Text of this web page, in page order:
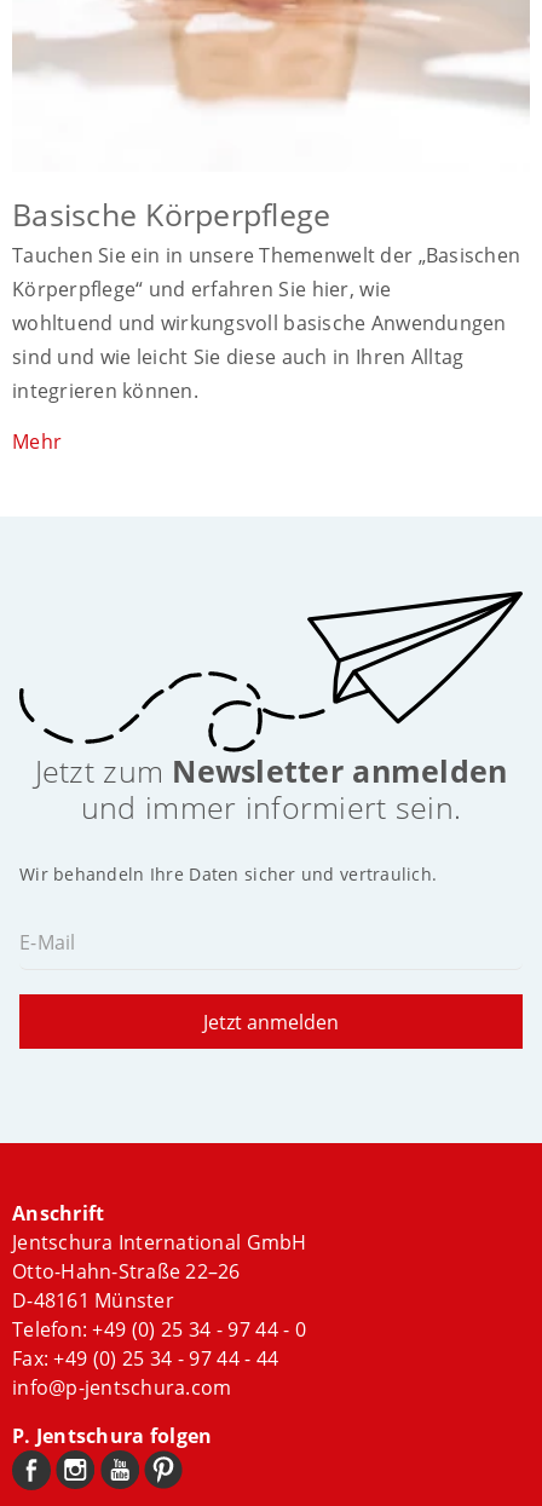
Basische Körperpflege
Tauchen Sie ein in unsere Themenwelt der „Basischen
Körperpflege“ und erfahren Sie hier, wie
wohltuend und wirkungsvoll basische Anwendungen
sind und wie leicht Sie diese auch in Ihren Alltag
integrieren können.
Mehr
Jetzt zum Newsletter anmelden
und immer informiert sein.
Wir behandeln Ihre Daten sicher und vertraulich.
E-Mail
Jetzt anmelden
Anschrift
Jentschura International GmbH
Otto-Hahn-Straße 22–26
D-48161 Münster
Telefon:+49 (0) 25 34 - 97 44 - 0
Fax: +49 (0) 25 34 - 97 44 - 44
info@p-jentschura.com
P. Jentschura folgen